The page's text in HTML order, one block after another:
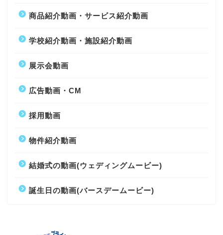
商品紹介動画・サービス紹介動画
学校紹介動画・施設紹介動画
展示会動画
広告動画・CM
採用動画
物件紹介動画
結婚式の動画(ウェディングムービー)
誕生日の動画(バースデームービー)